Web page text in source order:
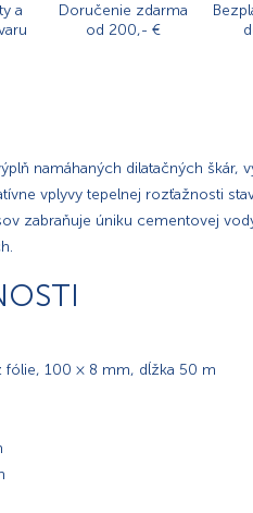
a
Doručenie zdarma
od 200,- €
namáhaných dilatačných škár,
vplyvy tepelnej rozťažnosti
zabraňuje úniku cementovej
fólie, 100 × 8 mm, dĺžka 50 m